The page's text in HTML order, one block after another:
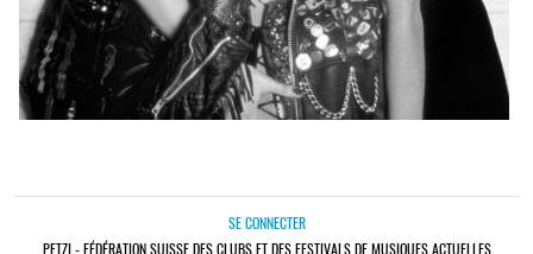
SE CONNECTER
PETZI - FÉDÉRATION SUISSE DES CLUBS ET DES FESTIVALS DE MUSIQUES ACTUELLES